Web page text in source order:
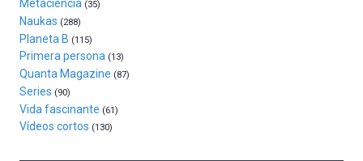
septiembre
al
4
de
octubre.
La
iniciativa,
organizada
Metaciencia (35)
Naukas (288)
Planeta B (115)
Primera persona (13)
Quanta Magazine (87)
Series (90)
Vida fascinante (61)
Vídeos cortos (130)